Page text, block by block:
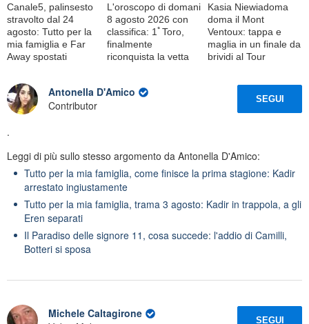
Canale5, palinsesto
stravolto dal 24
agosto: Tutto per la
mia famiglia e Far
Away spostati
L'oroscopo di domani
8 agosto 2026 con
classifica: 1ﾟToro,
finalmente
riconquista la vetta
Kasia Niewiadoma
doma il Mont
Ventoux: tappa e
maglia in un finale da
brividi al Tour
Antonella D'Amico
Contributor
SEGUI
.
Leggi di più sullo stesso argomento da Antonella D'Amico:
Tutto per la mia famiglia, come finisce la prima stagione: Kadir
arrestato ingiustamente
Tutto per la mia famiglia, trama 3 agosto: Kadir in trappola, a gli
Eren separati
Il Paradiso delle signore 11, cosa succede: l'addio di Camilli,
Botteri si sposa
Michele Caltagirone
SEGUI